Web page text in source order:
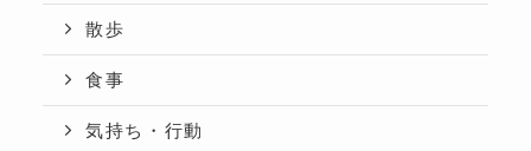
散歩
食事
気持ち・行動